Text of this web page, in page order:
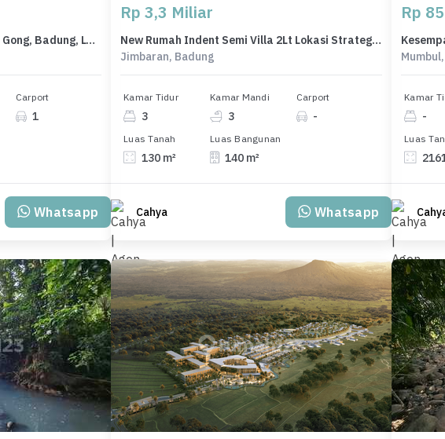
Properti Siap Huni di Area Goa Gong, Badung, LT 106m²
Carport
1
Whatsapp
Rp 3,3 Miliar
New Rumah Indent Semi Villa 2Lt Lokasi Strategis di Jimbaran
Jimbaran, Badung
Kamar Tidur
3
Kamar Mandi
3
Carport
-
Luas Tanah
130 m²
Luas Bangunan
140 m²
Cahya Whatsapp
Rp
Kamar
-
Luas